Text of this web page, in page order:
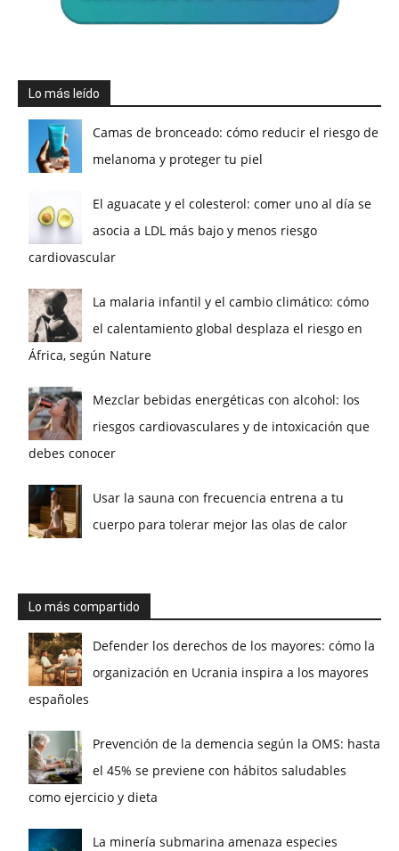
Lo más leído
Camas de bronceado: cómo reducir el riesgo de
melanoma y proteger tu piel
El aguacate y el colesterol: comer uno al día se
asocia a LDL más bajo y menos riesgo
cardiovascular
La malaria infantil y el cambio climático: cómo
el calentamiento global desplaza el riesgo en
África, según Nature
Mezclar bebidas energéticas con alcohol: los
riesgos cardiovasculares y de intoxicación que
debes conocer
Usar la sauna con frecuencia entrena a tu
cuerpo para tolerar mejor las olas de calor
Lo más compartido
Defender los derechos de los mayores: cómo la
organización en Ucrania inspira a los mayores
españoles
Prevención de la demencia según la OMS: hasta
el 45% se previene con hábitos saludables
como ejercicio y dieta
La minería submarina amenaza especies